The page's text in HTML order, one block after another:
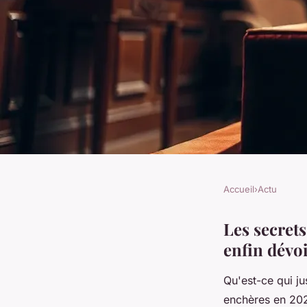
Les secrets des
chères du monde
Accueil›Actu
Les
enfin
Qu'est-ce qui
enchères en